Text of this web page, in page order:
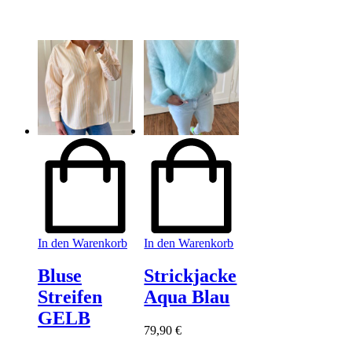
In den Warenkorb
Bluse
Streifen
GELB
In den Warenkorb
Strickjacke
Aqua Blau
79,90€